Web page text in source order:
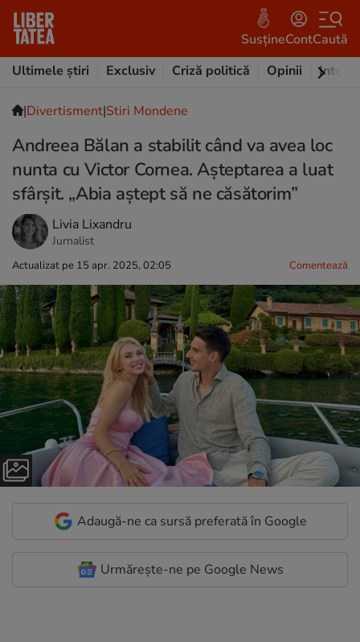
SusțineContCaută
Ultimele știri
Exclusiv Criză politică Opinii
|Divertisment|Stiri Mondene
Andreea Bălan a stabilit când va avea loc
nunta cu Victor Cornea. Așteptarea a luat
sfârșit. „Abia aștept să ne căsătorim”
Livia Lixandru
Jurnalist
Actualizat pe 15 apr. 2025, 02:05 Comentează
Adaugă-ne ca sursă preferată în Google
Urmărește-ne pe Google News